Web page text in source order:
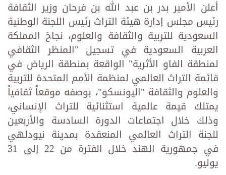
أعلن الأمير بدر بن عبد الله بن فرحان وزير الثقافة
رئيس مجلس إدارة هيئة التراث رئيس اللجنة الوطنية
السعودية للتربية والثقافة والعلوم، نجاحَ المملكة
العربية السعودية في تسجيل "المنظر الثقافي
لمنطقة الفاو الأثرية" الواقعة بمنطقة الرياض في
قائمة التراث العالمي لمنظمة الأمم المتحدة للتربية
والعلوم والثقافة "اليونسكو"، بوصفه موقعاً ثقافياً
يمتلك قيمة عالمية استثنائية للتراث الإنساني،
وذلك خلال اجتماعات الدورة السادسة والأربعين
للجنة التراث العالمي المنعقدة بمدينة نيودلهي
في جمهورية الهند خلال الفترة من 22 إلى 31
يوليو.